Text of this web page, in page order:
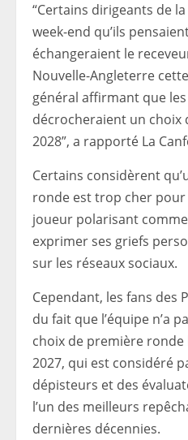
“Certains dirigeants de
week-end qu’ils
échangeraient le
Nouvelle-Angleterre
général affirmant que les
décrocheraient un choix
2028”, a rapporté La
Certains considèrent
ronde est trop cher
joueur polarisant
exprimer ses griefs
sur les réseaux sociaux.
Cependant, les fans des
du fait que l’équipe n’a
choix de première
2027, qui est considéré
dépisteurs et des
l’un des meilleurs
dernières décennies.